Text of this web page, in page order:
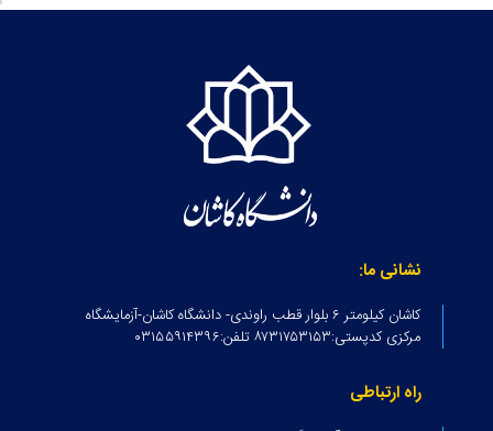
نشانی ما:
کاشان کیلومتر ۶ بلوار قطب راوندی- دانشگاه کاشان-آزمایشگاه
مرکزی کدپستی:۸۷۳۱۷۵۳۱۵۳ تلفن:۰۳۱۵۵۹۱۴۳۹۶
راه ارتباطی